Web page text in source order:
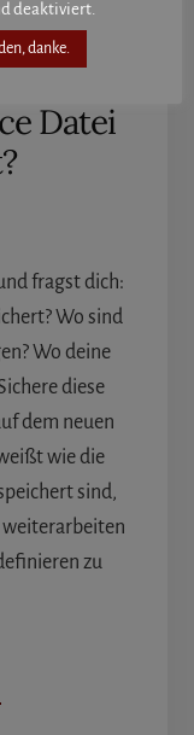
Datei
fragst dich:
Wo sind
Wo deine
diese
dem neuen
wie die
sind,
weiterarbeiten
zu
IST
deaktiviert.
danke.